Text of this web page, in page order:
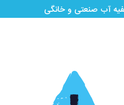
آب صنعتی و خانگی